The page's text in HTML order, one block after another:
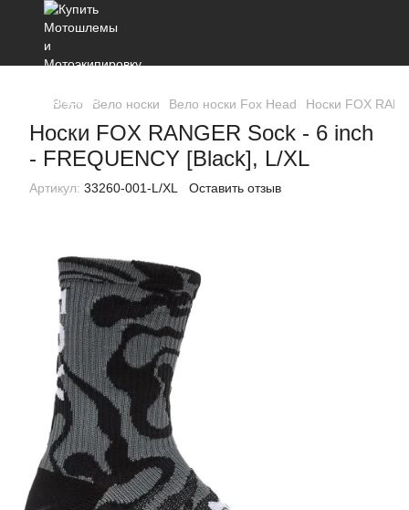
Вело Вело носки Вело носки Fox Head Носки FOX
Носки FOX RANGER Sock - 6 inch
- FREQUENCY [Black], L/XL
Артикул: 33260-001-L/XL Оставить отзыв